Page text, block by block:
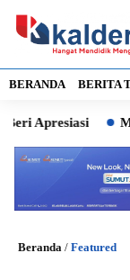
BERANDA BERITA
Beranda / Featured